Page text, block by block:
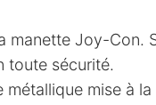
manette Joy-Con.
toute sécurité.
métallique mise à